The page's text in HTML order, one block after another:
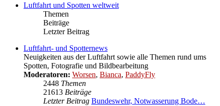
Luftfahrt und Spotten weltweit
Themen
Beiträge
Letzter Beitrag
Luftfahrt- und Spotternews
Neuigkeiten aus der Luftfahrt sowie alle Themen rund ums
Spotten, Fotografie und Bildbearbeitung
Moderatoren: Worsen, Bianca, PaddyFly
2448 Themen
21613 Beiträge
Letzter Beitrag Bundeswehr, Notwasserung Bode…